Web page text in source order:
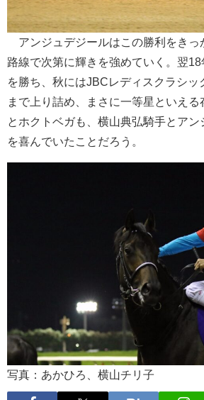
アンジュデジールはこの勝利をきっ
路線で次第に輝きを強めていく。翌
を勝ち、秋にはJBCレディスクラシッ
まで上り詰め、まさに一等星といえる
とホクトベガも、横山典弘騎手とアン
を喜んでいたことだろう。
写真：あかひろ、横山チリ子